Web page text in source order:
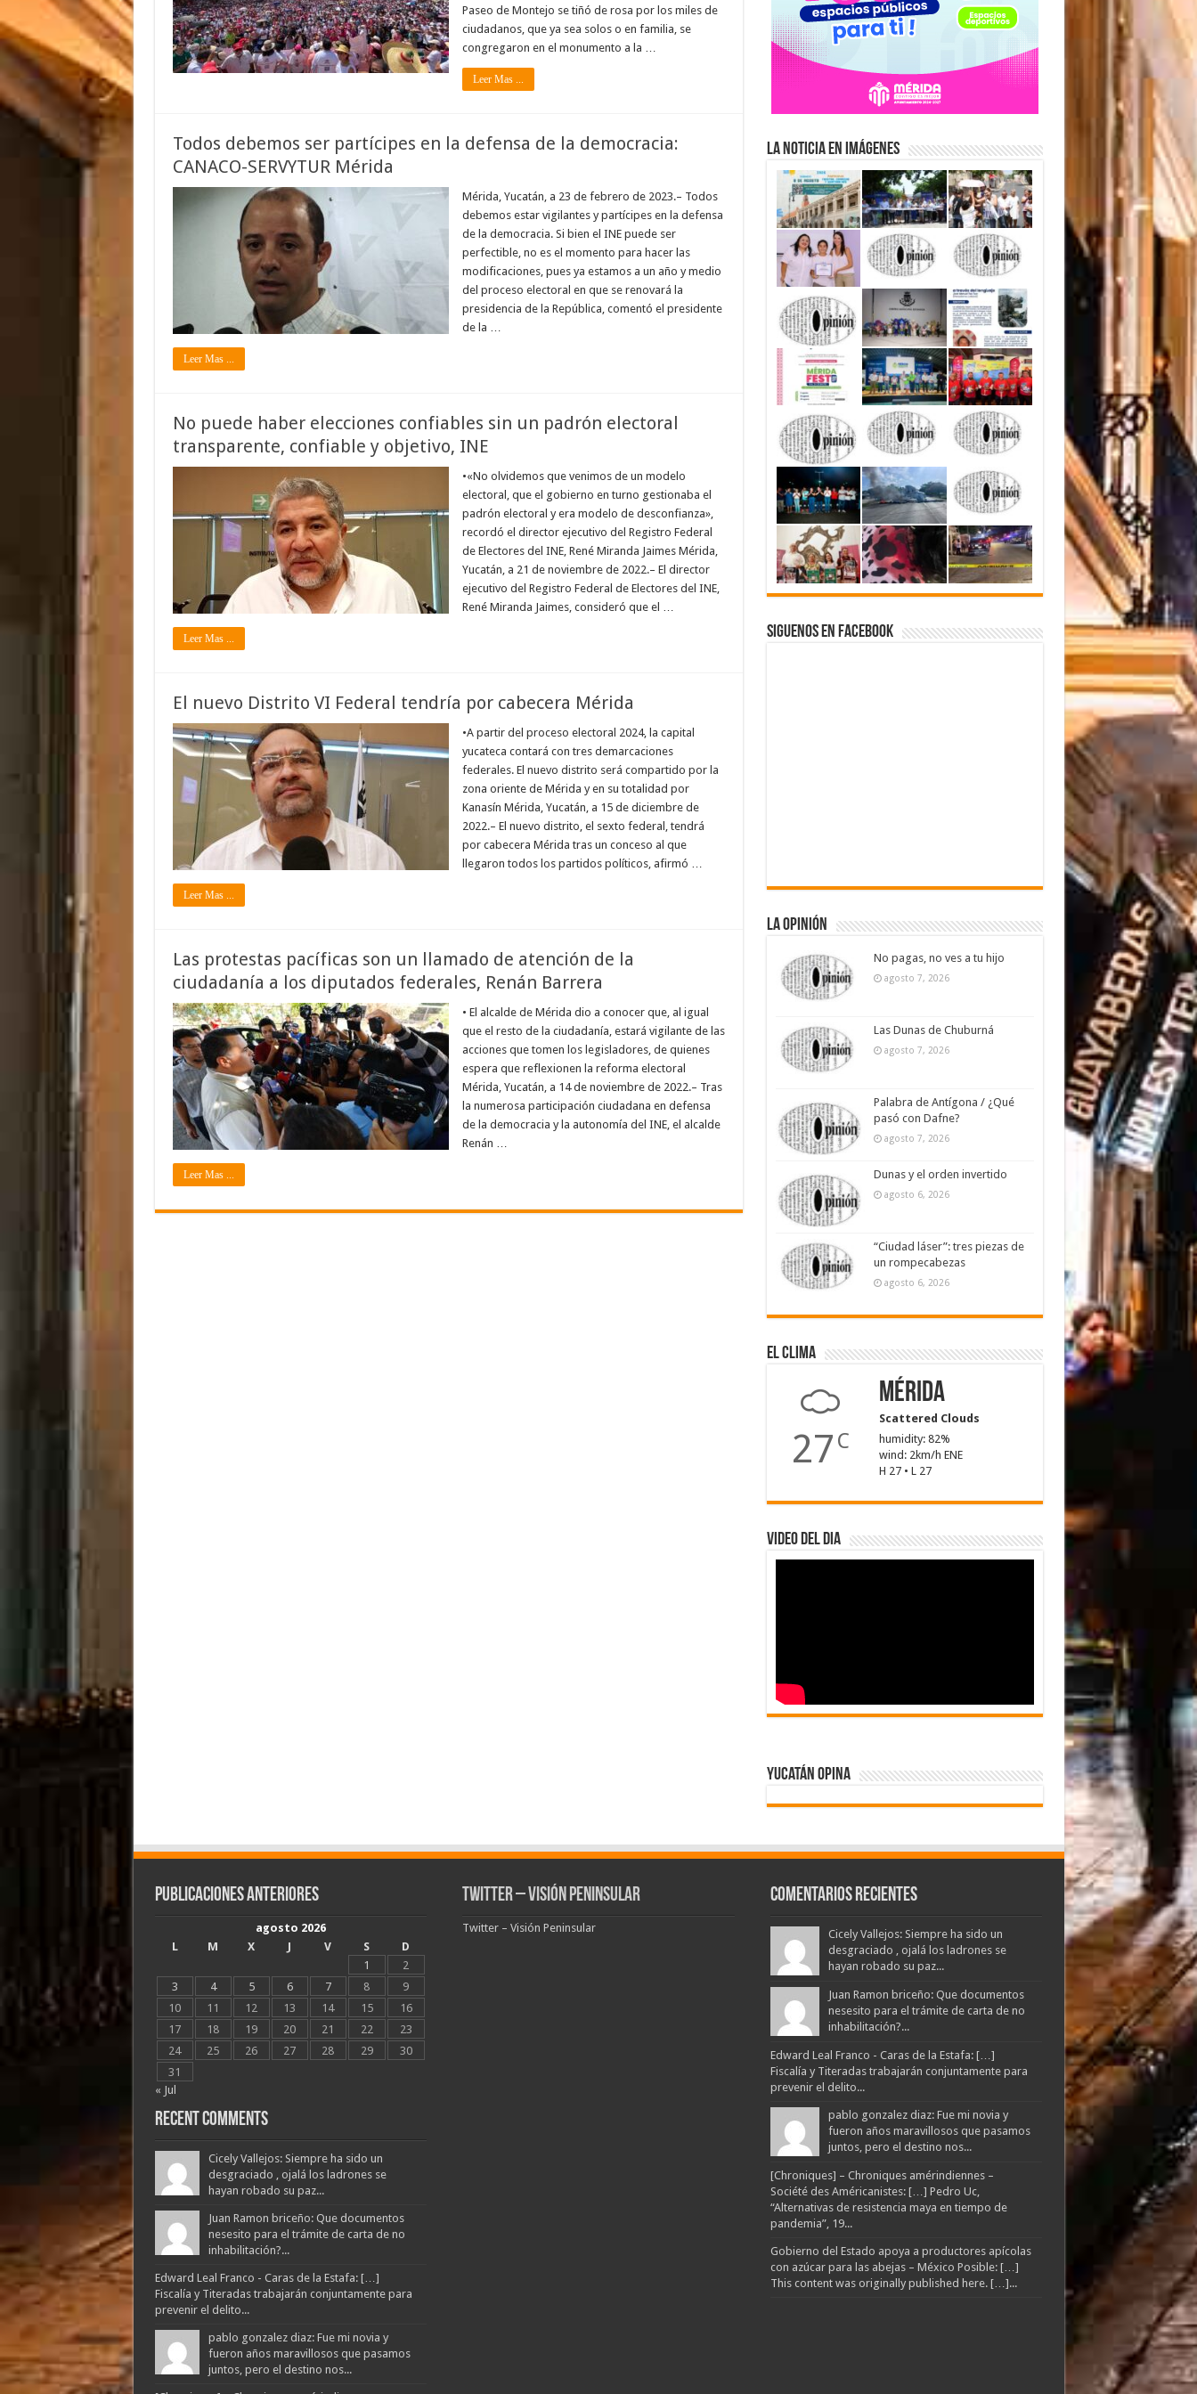
Paseo de Montejo se tiñó de rosa por los miles de
ciudadanos, que ya sea solos o en familia, se
congregaron en el monumento a la …
Leer Mas ...
Todos debemos ser partícipes en la defensa de la democracia:
CANACO-SERVYTUR Mérida
Mérida, Yucatán, a 23 de febrero de 2023.– Todos
debemos estar vigilantes y partícipes en la defensa
de la democracia. Si bien el INE puede ser
perfectible, no es el momento para hacer las
modificaciones, pues ya estamos a un año y medio
del proceso electoral en que se renovará la
presidencia de la República, comentó el presidente
de la …
Leer Mas ...
No puede haber elecciones confiables sin un padrón electoral
transparente, confiable y objetivo, INE
•«No olvidemos que venimos de un modelo
electoral, que el gobierno en turno gestionaba el
padrón electoral y era modelo de desconfianza»,
recordó el director ejecutivo del Registro Federal
de Electores del INE, René Miranda Jaimes Mérida,
Yucatán, a 21 de noviembre de 2022.– El director
ejecutivo del Registro Federal de Electores del INE,
René Miranda Jaimes, consideró que el …
Leer Mas ...
El nuevo Distrito VI Federal tendría por cabecera Mérida
•A partir del proceso electoral 2024, la capital
yucateca contará con tres demarcaciones
federales. El nuevo distrito será compartido por la
zona oriente de Mérida y en su totalidad por
Kanasín Mérida, Yucatán, a 15 de diciembre de
2022.– El nuevo distrito, el sexto federal, tendrá
por cabecera Mérida tras un conceso al que
llegaron todos los partidos políticos, afirmó …
Leer Mas ...
Las protestas pacíficas son un llamado de atención de la
ciudadanía a los diputados federales, Renán Barrera
• El alcalde de Mérida dio a conocer que, al igual
que el resto de la ciudadanía, estará vigilante de las
acciones que tomen los legisladores, de quienes
espera que reflexionen la reforma electoral
Mérida, Yucatán, a 14 de noviembre de 2022.– Tras
la numerosa participación ciudadana en defensa
de la democracia y la autonomía del INE, el alcalde
Renán …
Leer Mas ...
La Noticia en Imágenes
Siguenos en Facebook
La Opinión
No pagas, no ves a tu hijo
agosto 7, 2026
Las Dunas de Chuburná
agosto 7, 2026
Palabra de Antígona / ¿Qué
pasó con Dafne?
agosto 7, 2026
Dunas y el orden invertido
agosto 6, 2026
“Ciudad láser”: tres piezas de
un rompecabezas
agosto 6, 2026
El Clima
27 C
Mérida
Scattered Clouds
humidity: 82%
wind: 2km/h ENE
H 27 • L 27
Video del dia
Yucatán Opina
Publicaciones Anteriores
agosto 2026
L
M X J V S
D
1
2
3
4 5 6 7 8
9
10
11 12 13 14 15
16
17
18 19 20 21 22
23
24
25 26 27 28 29
30
31
« Jul
Recent Comments
Cicely Vallejos: Siempre ha sido un
desgraciado , ojalá los ladrones se
hayan robado su paz...
Juan Ramon briceño: Que documentos
nesesito para el trámite de carta de no
inhabilitación?...
Edward Leal Franco - Caras de la Estafa: […]
Fiscalía y Titeradas trabajarán conjuntamente para
prevenir el delito...
pablo gonzalez diaz: Fue mi novia y
fueron años maravillosos que pasamos
juntos, pero el destino nos...
Twitter – Visión Peninsular
Twitter – Visión Peninsular
Comentarios Recientes
Cicely Vallejos: Siempre ha sido un
desgraciado , ojalá los ladrones se
hayan robado su paz...
Juan Ramon briceño: Que documentos
nesesito para el trámite de carta de no
inhabilitación?...
Edward Leal Franco - Caras de la Estafa: […]
Fiscalía y Titeradas trabajarán conjuntamente para
prevenir el delito...
pablo gonzalez diaz: Fue mi novia y
fueron años maravillosos que pasamos
juntos, pero el destino nos...
[Chroniques] – Chroniques amérindiennes –
Société des Américanistes: […] Pedro Uc,
“Alternativas de resistencia maya en tiempo de
pandemia”, 19...
Gobierno del Estado apoya a productores apícolas
con azúcar para las abejas – México Posible: […]
This content was originally published here. […]...